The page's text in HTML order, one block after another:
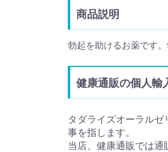
商品説明
勃起を助けるお薬です
健康通販の個人輸
タダライズオーラル
事を指します。
当店、健康通販では通